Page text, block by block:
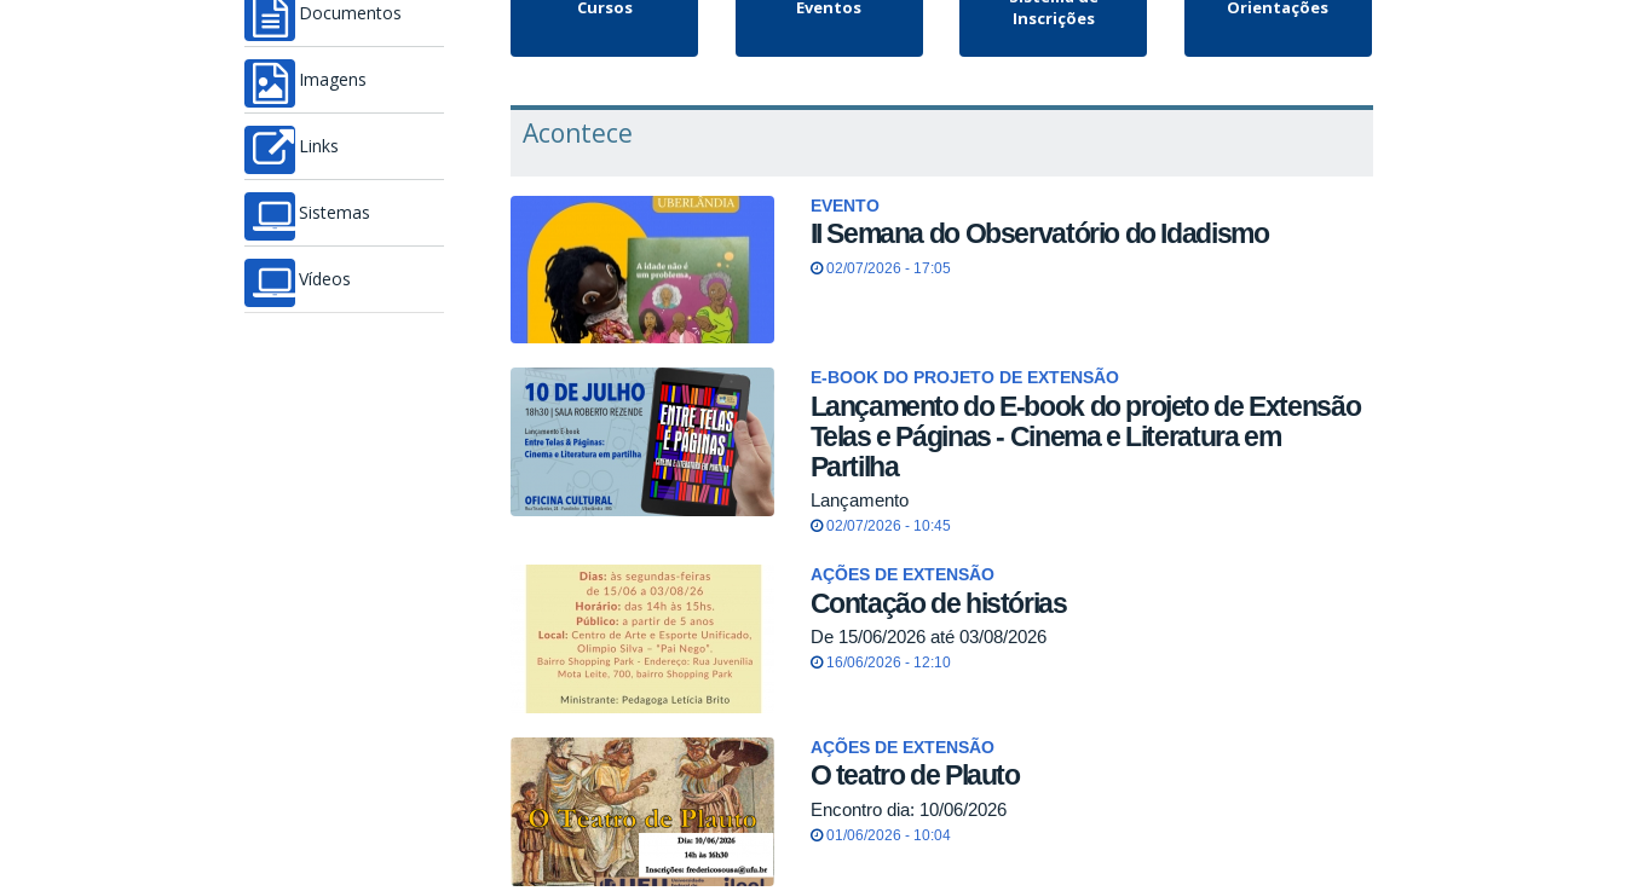
Documentos
Imagens
Links
Sistemas
Vídeos
Cursos Eventos
Inscrições
Orientações
Acontece
EVENTO
II Semana do Observatório do Idadismo
02/07/2026 - 17:05
E-BOOK DO PROJETO DE EXTENSÃO
Lançamento do E-book do projeto de Extensão
Telas e Páginas - Cinema e Literatura em
Partilha
Lançamento
02/07/2026 - 10:45
AÇÕES DE EXTENSÃO
Contação de histórias
De 15/06/2026 até 03/08/2026
16/06/2026 - 12:10
AÇÕES DE EXTENSÃO
O teatro de Plauto
Encontro dia: 10/06/2026
01/06/2026 - 10:04